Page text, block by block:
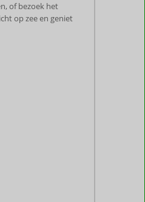
of bezoek het
op zee en geniet